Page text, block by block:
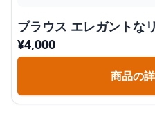
ブラウス エレガントな
¥4,000
商品の